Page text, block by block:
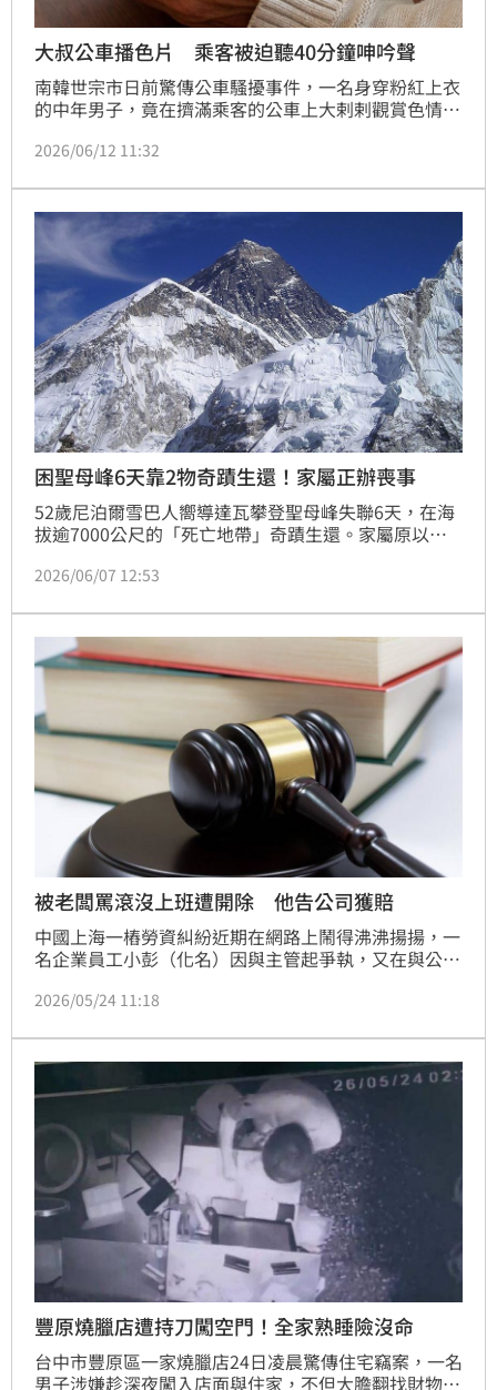
大叔公車播色片 乘客被迫聽40分鐘呻吟聲
南韓世宗市日前驚傳公車騷擾事件，一名身穿粉紅上衣
的中年男子，竟在擠滿乘客的公車上大剌剌觀賞色情影
的音效在車廂內此起彼落，讓現場乘客瞬間陷入極度尷
2026/06/12 11:32
困聖母峰6天靠2物奇蹟生還！家屬正辦喪事
52歲尼泊爾雪巴人嚮導達瓦攀登聖母峰失聯6天，在海
拔逾7000公尺的「死亡地帶」奇蹟生還。家屬原以為
口袋僅存的巧克力苦撐，更在摔入冰川裂縫後，幸運藉
救。這場驚心動魄的死裡逃生，展現了人類極限的生存
意志，也成為聖母峰史上的奇蹟，令家屬既震驚又欣
慰。
2026/06/07 12:53
被老闆罵滾沒上班遭開除 他告公司獲賠
中國上海一樁勞資糾紛近期在網路上鬧得沸沸揚揚，一
名企業員工小彭（化名）因與主管起爭執，又在與公司
彭也隨即離開公司，沒想到事後公司以「連續曠工」為
須賠給小彭16萬人民幣（新台幣約74萬元）的賠償
金。
2026/05/24 11:18
豐原燒臘店遭持刀闖空門！全家熟睡險沒命
台中市豐原區一家燒臘店24日凌晨驚傳住宅竊案，一名
男子涉嫌趁深夜闖入店面與住家，不但大膽翻找財物，